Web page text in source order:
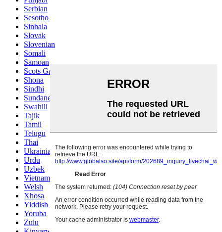
Serbian
Sesotho
Sinhala
Slovak
Slovenian
Somali
Samoan
Scots Gaelic
Shona
Sindhi
Sundanese
Swahili
Tajik
Tamil
Telugu
Thai
Ukrainian
Urdu
Uzbek
Vietnamese
Welsh
Xhosa
Yiddish
Yoruba
Zulu